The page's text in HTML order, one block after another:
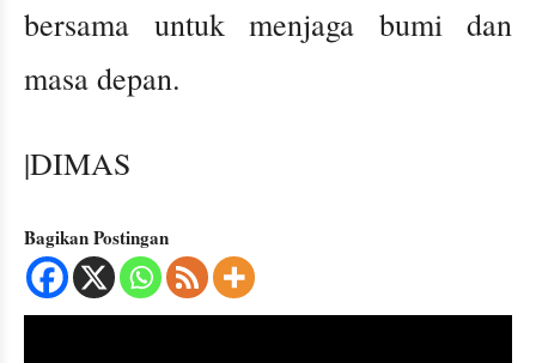
bersama untuk menjaga bumi dan
masa depan.
|DIMAS
Bagikan Postingan